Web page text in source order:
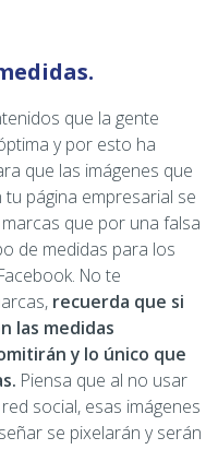
que la gente
y por esto ha
que las imágenes que
página empresarial se
que por una falsa
de medidas para los
No te
recuerda que si
las medidas
y lo único que
Piensa que al no usar
social, esas imágenes
se pixelarán y serán